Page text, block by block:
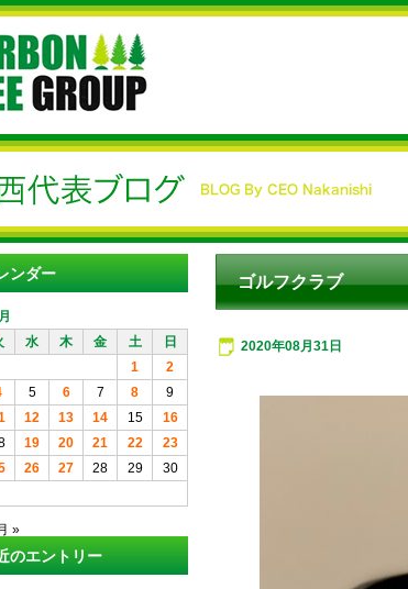
ゴルフクラブ
2020年08月31日
ンダー
水 木 金 土
日
1
2
5 6 7 8
9
12 13 14 15
16
19 20 21 22
23
26 27 28 29
30
»
のエントリー